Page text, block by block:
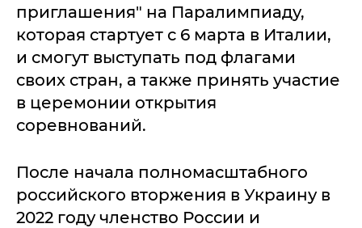
приглашения" на Паралимпиаду,
которая стартует с 6 марта в Италии,
и смогут выступать под флагами
своих стран, а также принять участие
в церемонии открытия
соревнований.
После начала полномасштабного
российского вторжения в Украину в
2022 году членство России и